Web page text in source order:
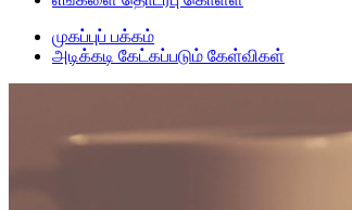
முகப்புப் பக்கம்
அடிக்கடி கேட்கப்படும் கேள்விகள்